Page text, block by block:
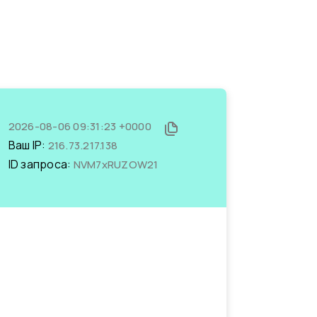
2026-08-06 09:31:23 +0000
Ваш IP: 216.73.217.138
ID запроса: NVM7xRUZOW21